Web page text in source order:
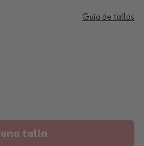
Guía de tallas
una talla